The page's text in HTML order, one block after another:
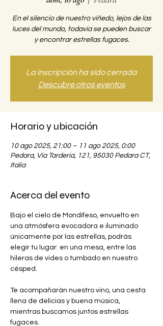
En el silencio de nuestro viñedo, lejos de las
luces del mundo, todavía se pueden buscar
y encontrar estrellas fugaces.
La inscripción ha sido cerrada
Descubre otros eventos
Horario y ubicación
10 ago 2025, 21:00 – 11 ago 2025, 0:00
Pedara, Via Tarderia, 121, 95030 Pedara CT,
Italia
Acerca del evento
Bajo el cielo de Mondifeso, envuelto en
una atmósfera evocadora e iluminado
únicamente por las estrellas, podrás
elegir tu lugar: en una mesa, entre las
hileras de vides o tumbado en nuestro
césped.
Te acompañarán nuestro vino, una cesta
llena de delicias y buena música,
mientras buscamos juntos estrellas
fugaces.